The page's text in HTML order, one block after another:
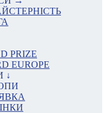
PRIZE
EUROPE
↓